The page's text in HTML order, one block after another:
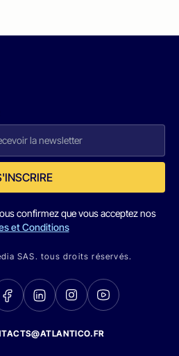
confirmez que vous acceptez nos
et Conditions
SAS. tous droits réservés.